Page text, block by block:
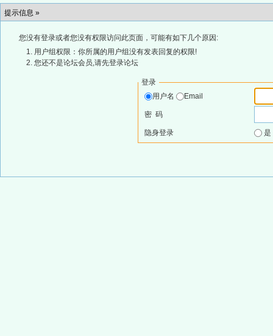
提示信息 »
您没有登录或者您没有权限访问此页面，可能有如下几个原因:
用户组权限：你所属的用户组没有发表回复的权限!
您还不是论坛会员,请先登录论坛
登录
用户名
Email
密 码
隐身登录